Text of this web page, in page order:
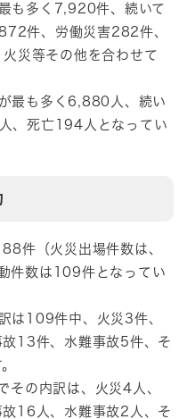
も多く7,920件、続いて
件、労働災害282件、
災等その他を合わせて
最も多く6,880人、続い
、死亡194人となってい
件（火災出場件数は、
件数は109件となってい
は109件中、火災3件、
13件、水難事故5件、そ
の内訳は、火災4人、
16人、水難事故2人、そ